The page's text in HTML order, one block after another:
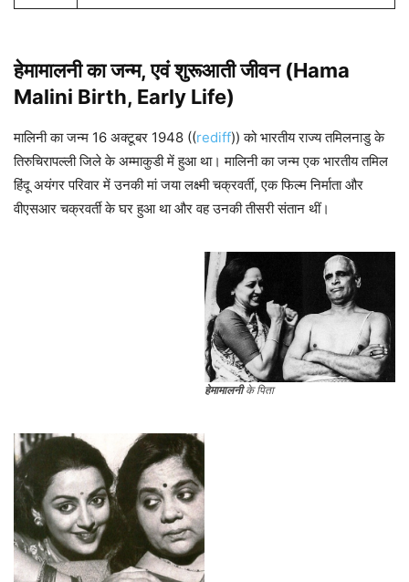
हेमामालनीका जन्म, एवं शुरूआती जीवन(Hama
Malini Birth, Early Life)
मालिनी का जन्म 16 अक्टूबर 1948 ((rediff)) को भारतीय राज्य तमिलनाडु के
तिरुचिरापल्ली जिले के अम्माकुडी में हुआ था। मालिनी का जन्म एक भारतीय तमिल
हिंदू अयंगर परिवार में उनकी मां जया लक्ष्मी चक्रवर्ती, एक फिल्म निर्माता और
वीएसआर चक्रवर्ती के घर हुआ था और वह उनकी तीसरी संतान थीं।
हेमामालनीके पिता